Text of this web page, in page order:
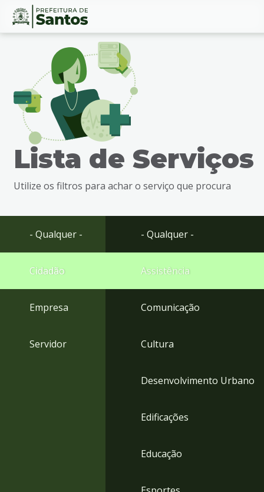
Ir
busca
Ir
rodapé
Conteúdo
Lista de Serviços
Utilize os filtros para achar o serviço que procura
- Qualquer -
Cidadão
Empresa
Servidor
- Qualquer -
Assistência
Comunicação
Cultura
Desenvolvimento Urbano
Edificações
Educação